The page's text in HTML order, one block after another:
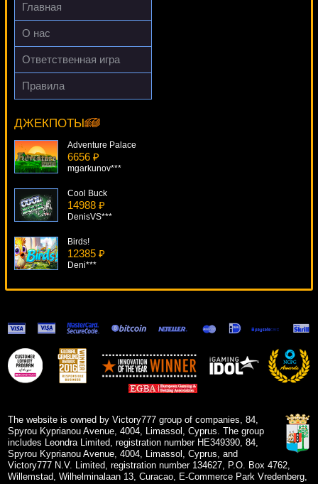
Egoistik***
Главная
О нас
Ответственная игра
Правила
ДЖЕКПОТЫ
Taiga
ivan-lev***
Adventure Palace
6656 ₽
mgarkunov***
Cool Buck
14988 ₽
DenisVS***
Birds!
12385 ₽
Deni***
Secret Elixir
12968 ₽
Deni***
Tally Ho
The website is owned by Victory777 group of companies, 84,
Spyrou Kyprianou Avenue, 4004, Limassol, Cyprus. The group
includes Leondra Limited, registration number HE349390, 84,
Spyrou Kyprianou Avenue, 4004, Limassol, Cyprus, and
Victory777 N.V. Limited, registration number 134627, P.O. Box 4762,
Willemstad, Wilhelminalaan 13, Curacao, E-Commerce Park Vredenberg,